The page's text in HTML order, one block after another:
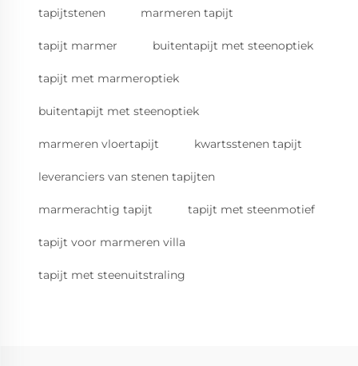
tapijtstenen marmeren tapijt
tapijt marmer buitentapijt met steenoptiek
tapijt met marmeroptiek
buitentapijt met steenoptiek
marmeren vloertapijt kwartsstenen tapijt
leveranciers van stenen tapijten
marmerachtig tapijt tapijt met steenmotief
tapijt voor marmeren villa
tapijt met steenuitstraling